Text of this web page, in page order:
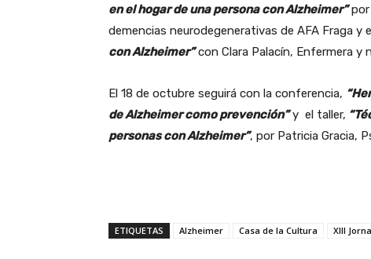
en el hogar de una persona con Alzheimer”por
demencias neurodegenerativas de AFA Fraga y
con Alzheimer”con Clara Palacín, Enfermera y
El 18 de octubre seguirá con la conferencia,
de Alzheimer como prevención”y el taller,
personas con Alzheimer”, por Patricia Gracia,
ETIQUETAS Alzheimer Casa de la Cultura XIII